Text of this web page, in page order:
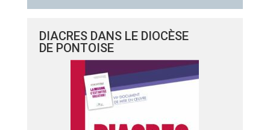
DIACRES DANS LE DIOCÈSE
DE PONTOISE